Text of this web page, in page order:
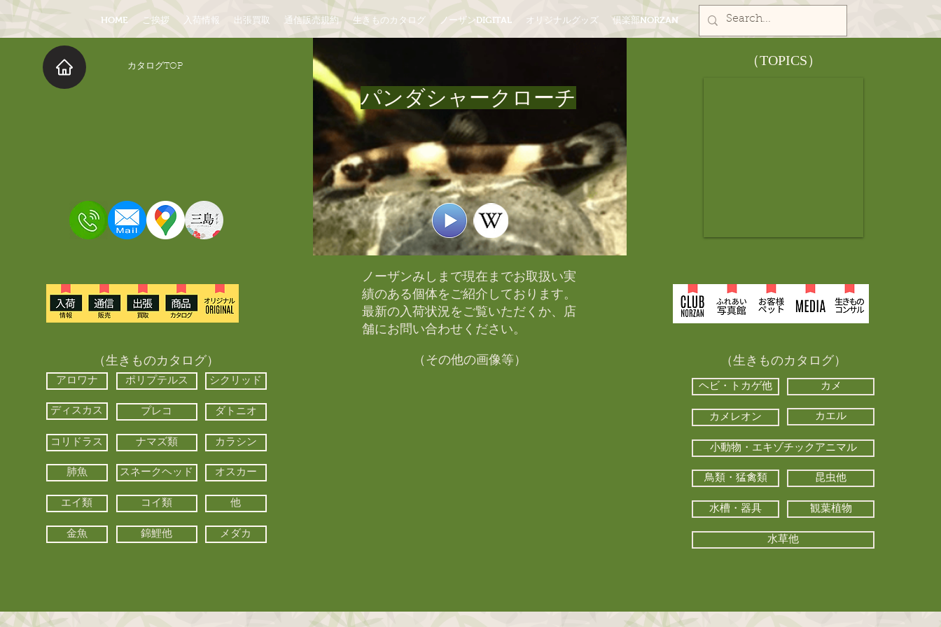
HOME ご挨拶 入荷情報 出張買取 通信販売規約 生きものカタログ ノーザンDIGITAL オリジナルグッズ 倶楽部NORZAN
​カタログTOP
パンダシャークローチ
​（TOPICS）
（生きものカタログ）
アロワナ ポリプテルス シクリッド
ディスカス プレコ ダトニオ
コリドラス ナマズ類 カラシン
肺魚 スネークヘッド オスカー
エイ類 コイ類 他
金魚 錦鯉他 メダカ
ノーザンみしまで現在までお取扱い実
績のある個体をご紹介しております。​
最新の入荷状況をご覧いただくか、店
舗にお問い合わせください。​
（その他の画像等） （生きものカタログ）
ヘビ・トカゲ他 カメ
カメレオン カエル
小動物・エキゾチックアニマル
鳥類・猛禽類 昆虫他
水槽・器具 観葉植物
水草他